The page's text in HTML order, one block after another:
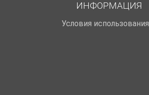
ИНФОРМАЦИЯ
Условия использования